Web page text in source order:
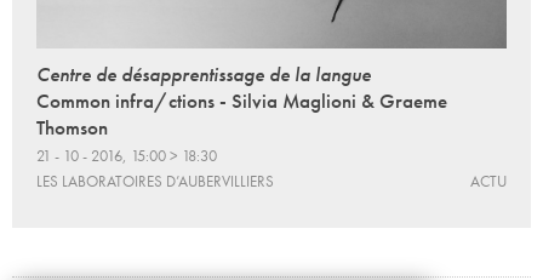
Centre de désapprentissage de la langue
Common infra/ctions - Silvia Maglioni & Graeme
Thomson
21 - 10 - 2016, 15:00 > 18:30
LES LABORATOIRES D’AUBERVILLIERS
ACTU